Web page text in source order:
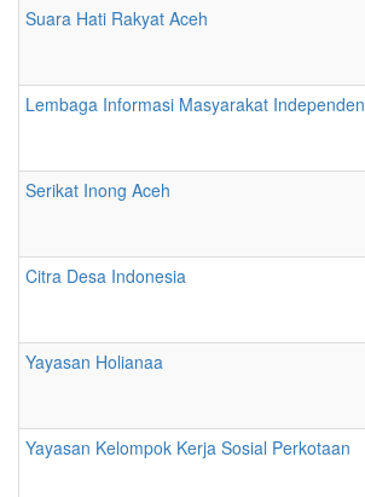
Suara Hati Rakyat Aceh
Lembaga Informasi Masyarakat Independen
Serikat Inong Aceh
Citra Desa Indonesia
Yayasan Holianaa
Yayasan Kelompok Kerja Sosial Perkotaan